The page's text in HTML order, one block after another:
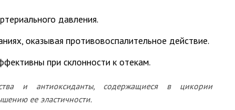
давления.
оказывая противовоспалительное действие.
при склонности к отекам.
и антиоксиданты, содержащиеся в цикории
ее эластичности.